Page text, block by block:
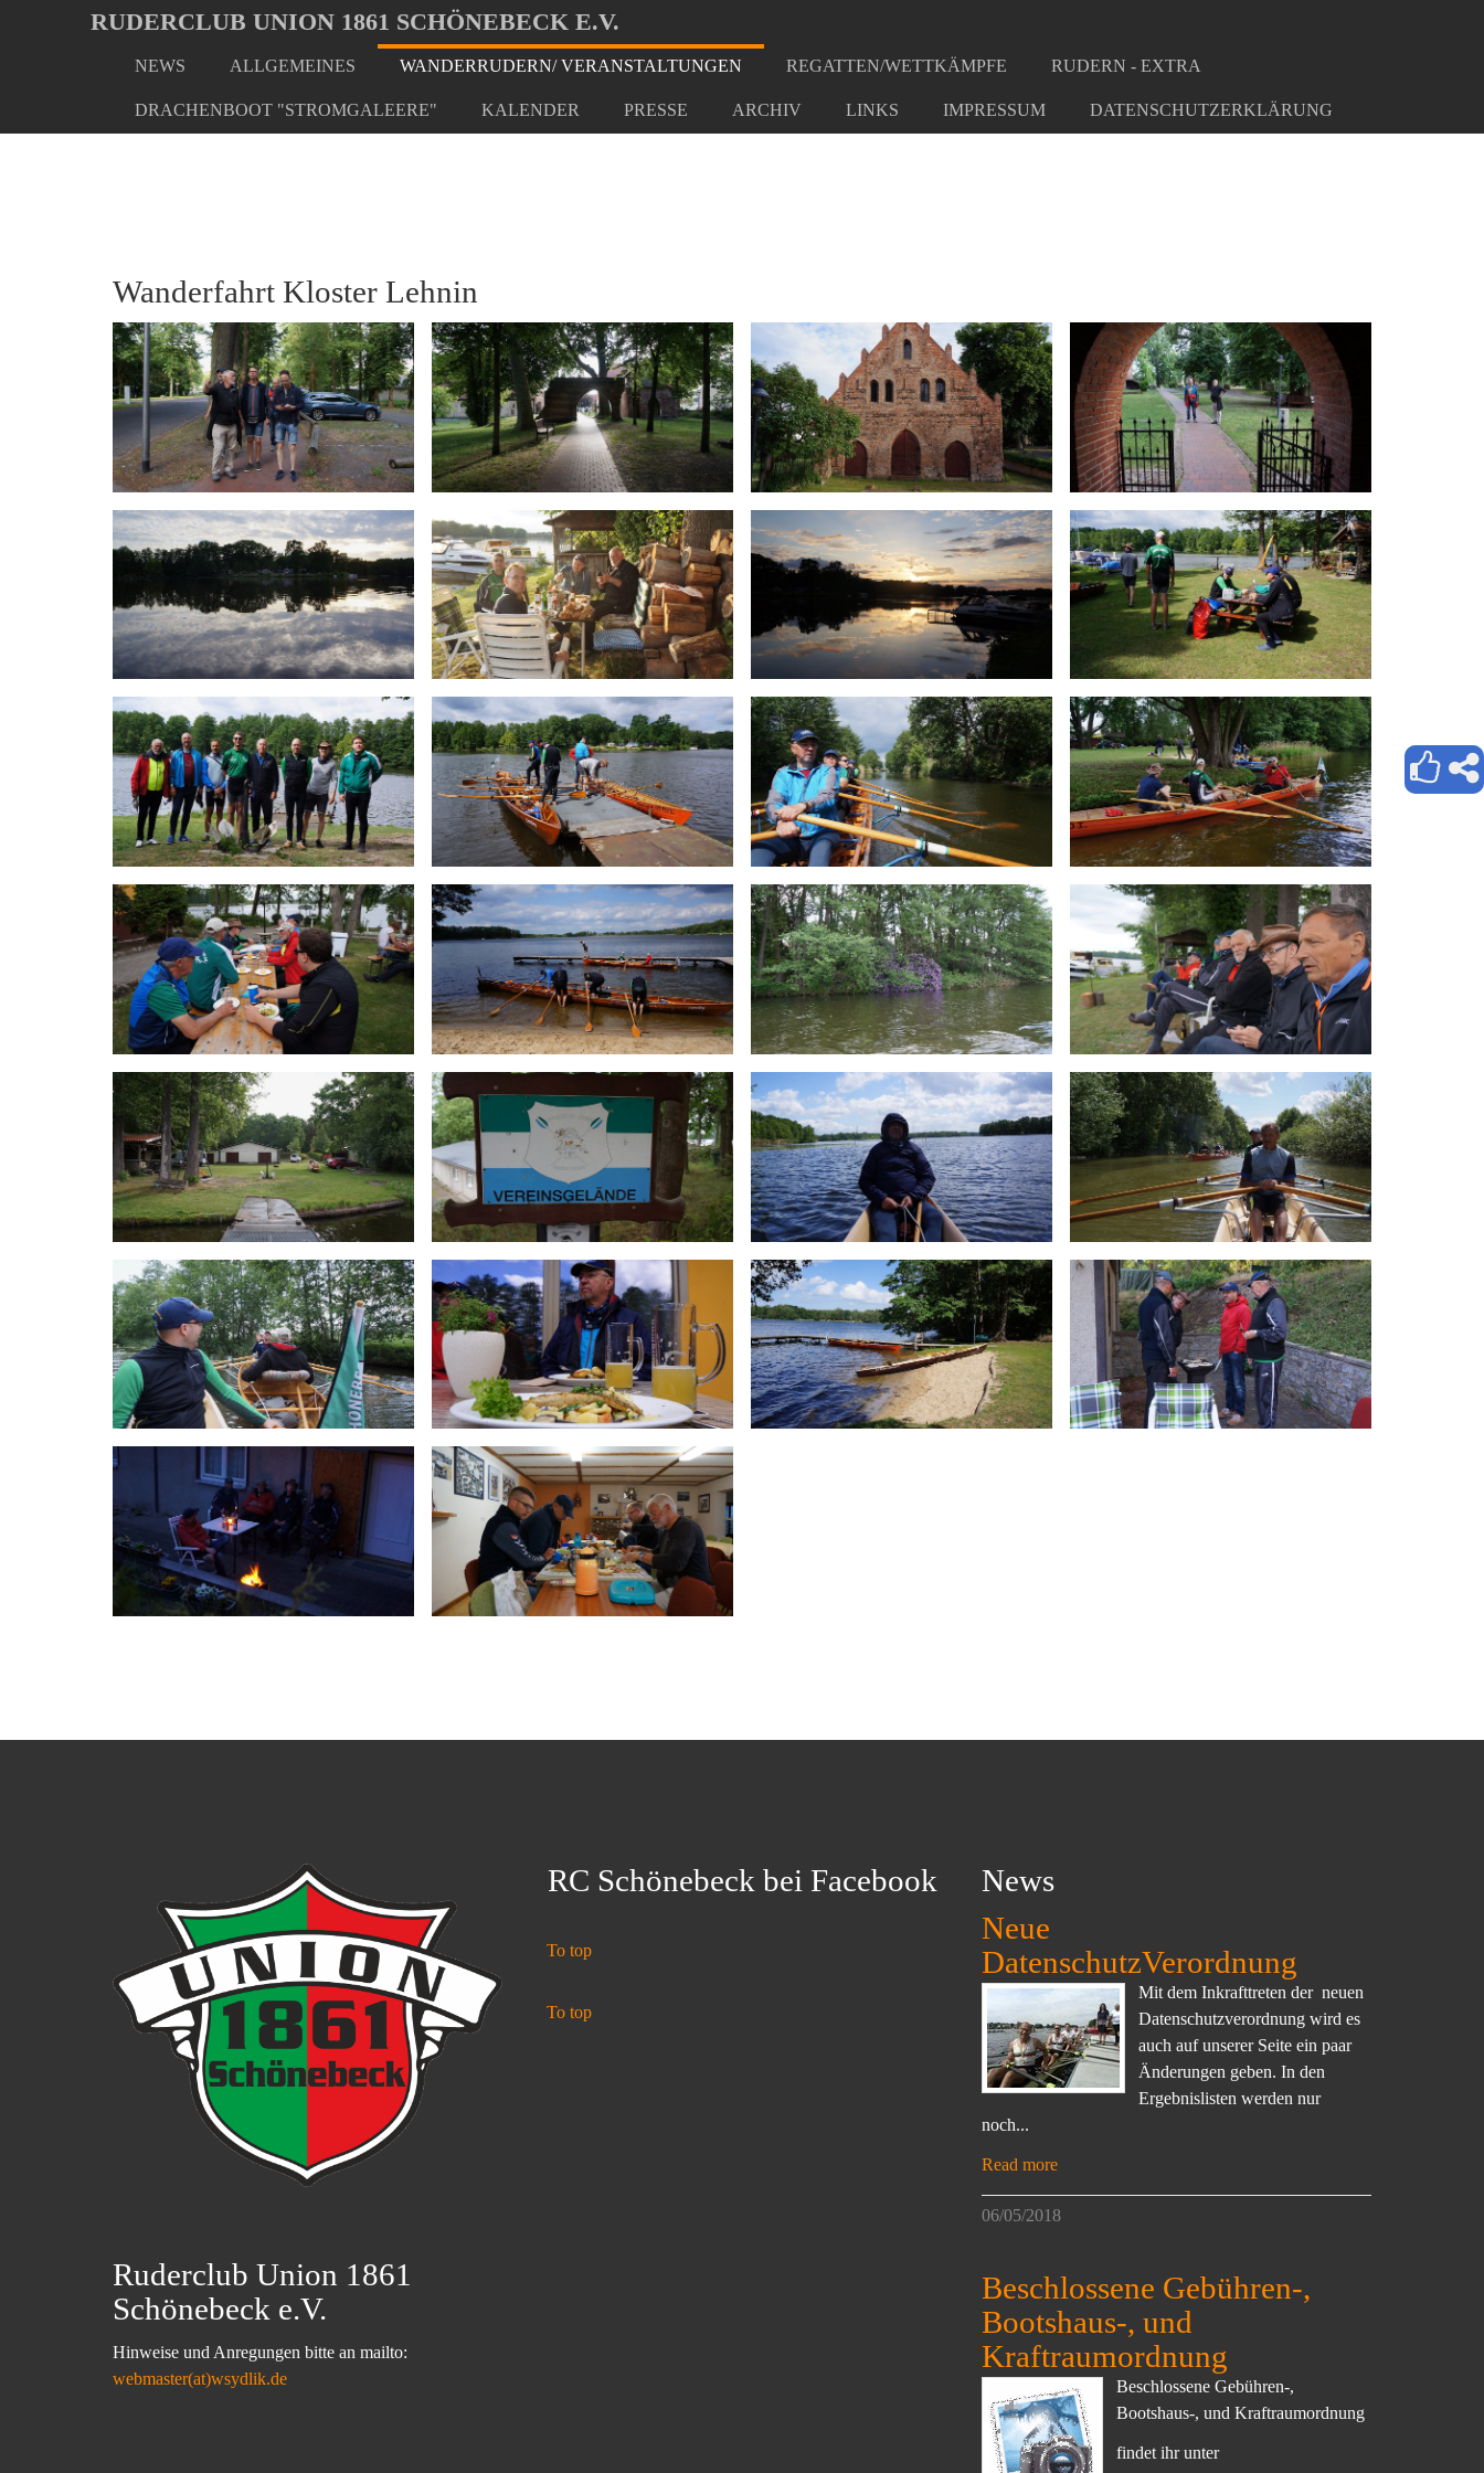
Oops, an error occurred! Code: 202608072120230170896d
main
RUDERCLUB UNION 1861 SCHÖNEBECK E.V.
NEWS ALLGEMEINES WANDERRUDERN/ VERANSTALTUNGEN REGATTEN/WETTKÄMPFE RUDERN - EXTRA
DRACHENBOOT "STROMGALEERE" KALENDER PRESSE ARCHIV LINKS IMPRESSUM DATENSCHUTZERKLÄRUNG
here:
Wanderfahrt Kloster Lehnin
Ruderclub Union 1861
Schönebeck e.V.
Hinweise und Anregungen bitte an mailto:
webmaster(at)wsydlik.de
RC Schönebeck bei Facebook
To top
To top
News
Neue
DatenschutzVerordnung
Mit dem Inkrafttreten der neuen
Datenschutzverordnung wird es
auch auf unserer Seite ein paar
Änderungen geben. In den
Ergebnislisten werden nur
noch...
Read more
06/05/2018
Beschlossene Gebühren-,
Bootshaus-, und
Kraftraumordnung
Beschlossene Gebühren-,
Bootshaus-, und Kraftraumordnung
findet ihr unter